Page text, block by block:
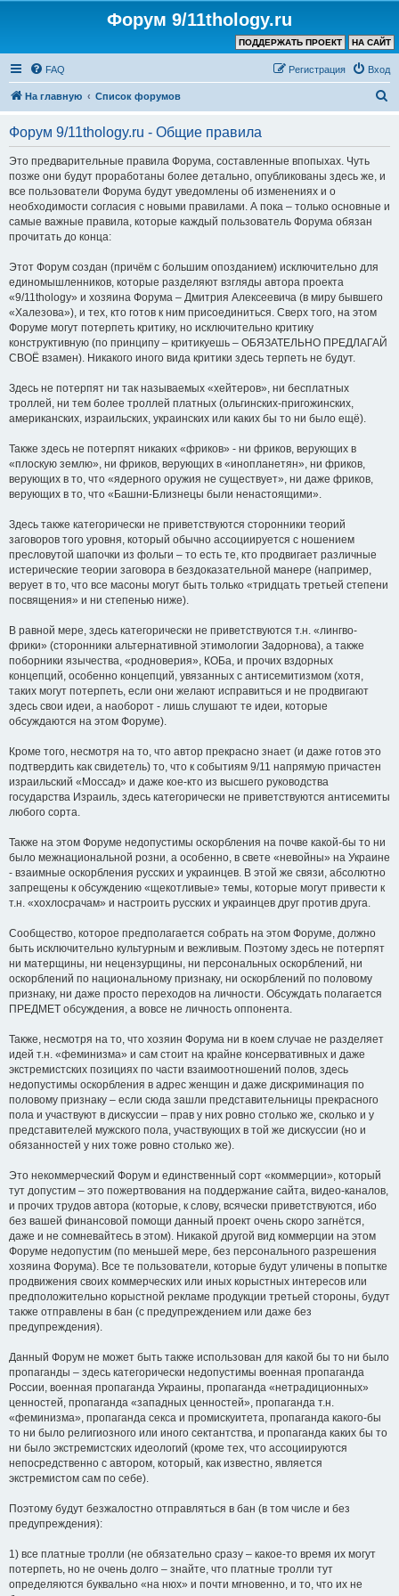
Форум 9/11thology.ru
НА САЙТ
ПОДДЕРЖАТЬ ПРОЕКТ
FAQ Вход
Регистрация
На главную Список форумов
Форум 9/11thology.ru - Общие правила
Это предварительные правила Форума, составленные впопыхах. Чуть
позже они будут проработаны более детально, опубликованы здесь же, и
все пользователи Форума будут уведомлены об изменениях и о
необходимости согласия с новыми правилами. А пока – только основные и
самые важные правила, которые каждый пользователь Форума обязан
прочитать до конца:
Этот Форум создан (причём с большим опозданием) исключительно для
единомышленников, которые разделяют взгляды автора проекта
«9/11thology» и хозяина Форума – Дмитрия Алексеевича (в миру бывшего
«Халезова»), и тех, кто готов к ним присоединиться. Сверх того, на этом
Форуме могут потерпеть критику, но исключительно критику
конструктивную (по принципу – критикуешь – ОБЯЗАТЕЛЬНО ПРЕДЛАГАЙ
СВОЁ взамен). Никакого иного вида критики здесь терпеть не будут.
Здесь не потерпят ни так называемых «хейтеров», ни бесплатных
троллей, ни тем более троллей платных (ольгинских-пригожинских,
американских, израильских, украинских или каких бы то ни было ещё).
Также здесь не потерпят никаких «фриков» - ни фриков, верующих в
«плоскую землю», ни фриков, верующих в «инопланетян», ни фриков,
верующих в то, что «ядерного оружия не существует», ни даже фриков,
верующих в то, что «Башни-Близнецы были ненастоящими».
Здесь также категорически не приветствуются сторонники теорий
заговоров того уровня, который обычно ассоциируется с ношением
пресловутой шапочки из фольги – то есть те, кто продвигает различные
истерические теории заговора в бездоказательной манере (например,
верует в то, что все масоны могут быть только «тридцать третьей степени
посвящения» и ни степенью ниже).
В равной мере, здесь категорически не приветствуются т.н. «лингво-
фрики» (сторонники альтернативной этимологии Задорнова), а также
поборники язычества, «родноверия», КОБа, и прочих вздорных
концепций, особенно концепций, увязанных с антисемитизмом (хотя,
таких могут потерпеть, если они желают исправиться и не продвигают
здесь свои идеи, а наоборот - лишь слушают те идеи, которые
обсуждаются на этом Форуме).
Кроме того, несмотря на то, что автор прекрасно знает (и даже готов это
подтвердить как свидетель) то, что к событиям 9/11 напрямую причастен
израильский «Моссад» и даже кое-кто из высшего руководства
государства Израиль, здесь категорически не приветствуются антисемиты
любого сорта.
Также на этом Форуме недопустимы оскорбления на почве какой-бы то ни
было межнациональной розни, а особенно, в свете «невойны» на Украине
- взаимные оскорбления русских и украинцев. В этой же связи, абсолютно
запрещены к обсуждению «щекотливые» темы, которые могут привести к
т.н. «хохлосрачам» и настроить русских и украинцев друг против друга.
Сообщество, которое предполагается собрать на этом Форуме, должно
быть исключительно культурным и вежливым. Поэтому здесь не потерпят
ни матерщины, ни нецензурщины, ни персональных оскорблений, ни
оскорблений по национальному признаку, ни оскорблений по половому
признаку, ни даже просто переходов на личности. Обсуждать полагается
ПРЕДМЕТ обсуждения, а вовсе не личность оппонента.
Также, несмотря на то, что хозяин Форума ни в коем случае не разделяет
идей т.н. «феминизма» и сам стоит на крайне консервативных и даже
экстремистских позициях по части взаимоотношений полов, здесь
недопустимы оскорбления в адрес женщин и даже дискриминация по
половому признаку – если сюда зашли представительницы прекрасного
пола и участвуют в дискуссии – прав у них ровно столько же, сколько и у
представителей мужского пола, участвующих в той же дискуссии (но и
обязанностей у них тоже ровно столько же).
Это некоммерческий Форум и единственный сорт «коммерции», который
тут допустим – это пожертвования на поддержание сайта, видео-каналов,
и прочих трудов автора (которые, к слову, всячески приветствуются, ибо
без вашей финансовой помощи данный проект очень скоро загнётся,
даже и не сомневайтесь в этом). Никакой другой вид коммерции на этом
Форуме недопустим (по меньшей мере, без персонального разрешения
хозяина Форума). Все те пользователи, которые будут уличены в попытке
продвижения своих коммерческих или иных корыстных интересов или
предположительно корыстной рекламе продукции третьей стороны, будут
также отправлены в бан (с предупреждением или даже без
предупреждения).
Данный Форум не может быть также использован для какой бы то ни было
пропаганды – здесь категорически недопустимы военная пропаганда
России, военная пропаганда Украины, пропаганда «нетрадиционных»
ценностей, пропаганда «западных ценностей», пропаганда т.н.
«феминизма», пропаганда секса и промискуитета, пропаганда какого-бы
то ни было религиозного или иного сектантства, и пропаганда каких бы то
ни было экстремистских идеологий (кроме тех, что ассоциируются
непосредственно с автором, который, как известно, является
экстремистом сам по себе).
Поэтому будут безжалостно отправляться в бан (в том числе и без
предупреждения):
1) все платные тролли (не обязательно сразу – какое-то время их могут
потерпеть, но не очень долго – знайте, что платные тролли тут
определяются буквально «на нюх» и почти мгновенно, и то, что их не